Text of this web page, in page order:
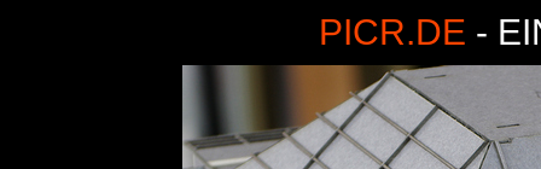
PICR.DE -